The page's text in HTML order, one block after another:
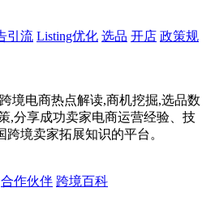
引流 Listing优化 选品 开店 政策规
境电商热点解读,商机挖掘,选品数
,分享成功卖家电商运营经验、技
境卖家拓展知识的平台。
合作伙伴 跨境百科